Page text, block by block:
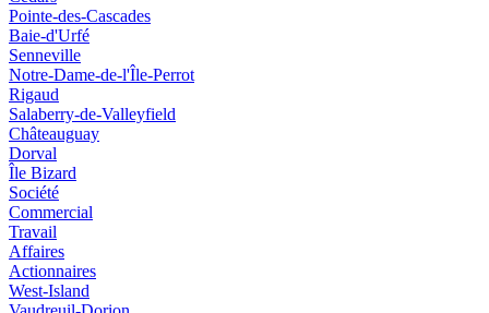
Pointe-des-Cascades
Baie-d'Urfé
Senneville
Notre-Dame-de-l'Île-Perrot
Rigaud
Salaberry-de-Valleyfield
Châteauguay
Dorval
Île Bizard
Société
Commercial
Travail
Affaires
Actionnaires
West-Island